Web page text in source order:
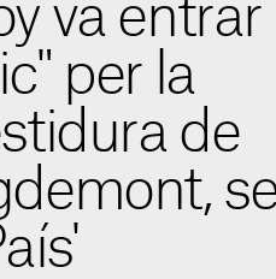
va entrar
per la
de